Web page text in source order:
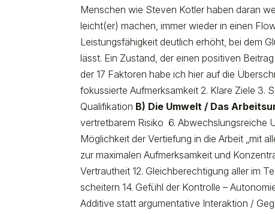
Menschen wie Steven Kotler haben daran
leicht(er) machen, immer wieder in einen
Leistungsfähigkeit deutlich erhöht, bei dem
lässt. Ein Zustand, der einen positiven
der 17 Faktoren habe ich hier auf die
fokussierte Aufmerksamkeit 2. Klare Ziele 3.
Qualifikation B) Die Umwelt / Das
vertretbarem Risiko 6. Abwechslungsreiche
Möglichkeit der Vertiefung in die Arbeit „mit
zur maximalen Aufmerksamkeit und
Vertrautheit 12. Gleichberechtigung aller im
scheitern 14. Gefühl der Kontrolle –
Additive statt argumentative Interaktion /